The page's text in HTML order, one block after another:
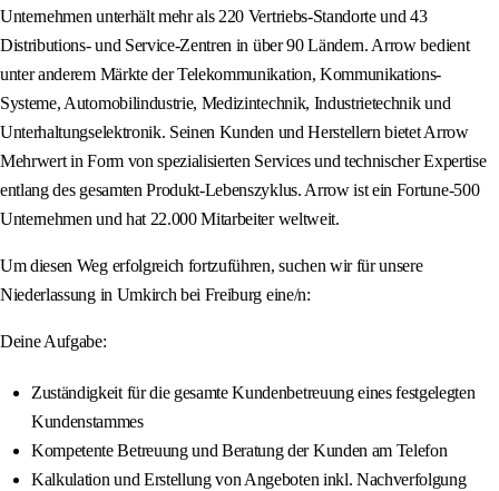
Unternehmen unterhält mehr als 220 Vertriebs-Standorte und 43
Distributions- und Service-Zentren in über 90 Ländern. Arrow bedient
unter anderem Märkte der Telekommunikation, Kommunikations-
Systeme, Automobilindustrie, Medizintechnik, Industrietechnik und
Unterhaltungselektronik. Seinen Kunden und Herstellern bietet Arrow
Mehrwert in Form von spezialisierten Services und technischer Expertise
entlang des gesamten Produkt-Lebenszyklus. Arrow ist ein Fortune-500
Unternehmen und hat 22.000 Mitarbeiter weltweit.
Um diesen Weg erfolgreich fortzuführen, suchen wir für unsere
Niederlassung in Umkirch bei Freiburg eine/n:
Deine Aufgabe:
Zuständigkeit für die gesamte Kundenbetreuung eines festgelegten
Kundenstammes
Kompetente Betreuung und Beratung der Kunden am Telefon
Kalkulation und Erstellung von Angeboten inkl. Nachverfolgung